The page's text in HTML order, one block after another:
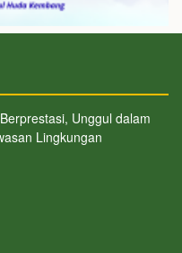
Unggul dalam
Lingkungan